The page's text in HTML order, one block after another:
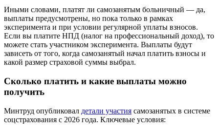
Иными словами, платят ли самозанятым больничный — да,
выплаты предусмотрены, но пока только в рамках
эксперимента и при условии регулярной уплаты взносов.
Если вы платите НПД (налог на профессиональный доход), то
можете стать участником эксперимента. Выплаты будут
зависеть от того, когда самозанятый начал платить взносы и
какой размер страховой суммы выбрал.
Сколько платить и какие выплаты можно
получить
Минтруд опубликовал детали участия самозанятых в системе
соцстрахования с 2026 года. Ключевые условия: